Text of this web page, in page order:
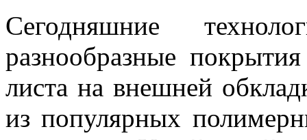
Сегодняшние
разнообразные
листа на внешней
из популярных